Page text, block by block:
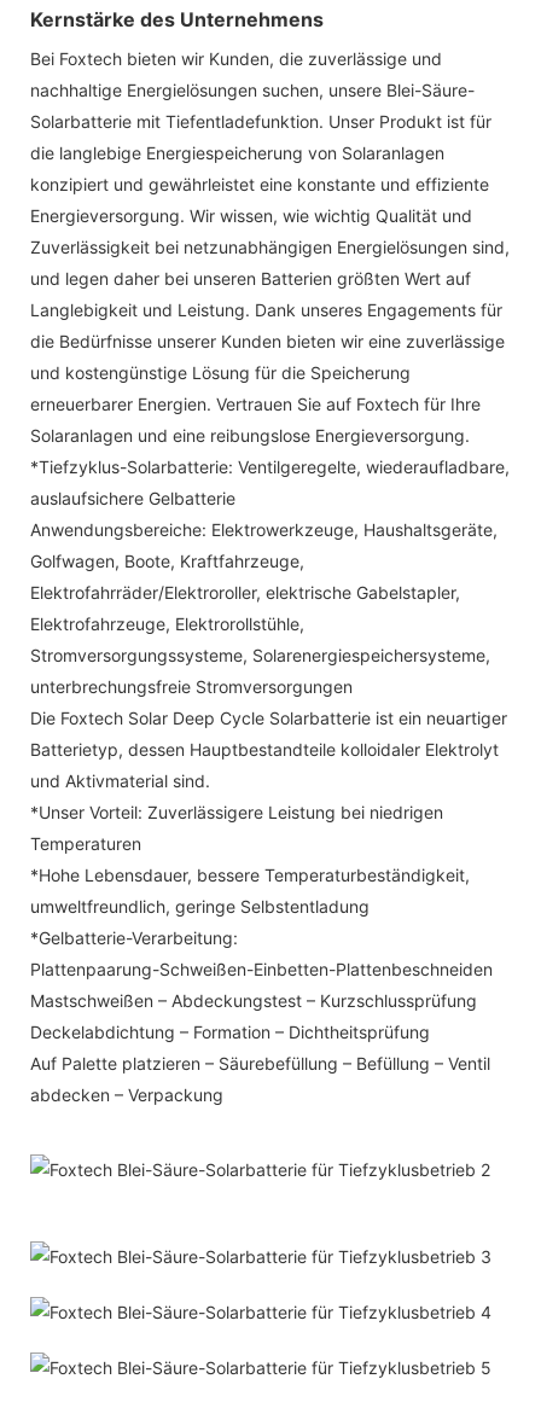
Kernstärke des Unternehmens
Bei Foxtech bieten wir Kunden, die zuverlässige und
nachhaltige Energielösungen suchen, unsere Blei-Säure-
Solarbatterie mit Tiefentladefunktion. Unser Produkt ist für
die langlebige Energiespeicherung von Solaranlagen
konzipiert und gewährleistet eine konstante und effiziente
Energieversorgung. Wir wissen, wie wichtig Qualität und
Zuverlässigkeit bei netzunabhängigen Energielösungen sind,
und legen daher bei unseren Batterien größten Wert auf
Langlebigkeit und Leistung. Dank unseres Engagements für
die Bedürfnisse unserer Kunden bieten wir eine zuverlässige
und kostengünstige Lösung für die Speicherung
erneuerbarer Energien. Vertrauen Sie auf Foxtech für Ihre
Solaranlagen und eine reibungslose Energieversorgung.
*Tiefzyklus-Solarbatterie: Ventilgeregelte, wiederaufladbare,
auslaufsichere Gelbatterie
Anwendungsbereiche: Elektrowerkzeuge, Haushaltsgeräte,
Golfwagen, Boote, Kraftfahrzeuge,
Elektrofahrräder/Elektroroller, elektrische Gabelstapler,
Elektrofahrzeuge, Elektrorollstühle,
Stromversorgungssysteme, Solarenergiespeichersysteme,
unterbrechungsfreie Stromversorgungen
Die Foxtech Solar Deep Cycle Solarbatterie ist ein neuartiger
Batterietyp, dessen Hauptbestandteile kolloidaler Elektrolyt
und Aktivmaterial sind.
*Unser Vorteil: Zuverlässigere Leistung bei niedrigen
Temperaturen
*Hohe Lebensdauer, bessere Temperaturbeständigkeit,
umweltfreundlich, geringe Selbstentladung
*Gelbatterie-Verarbeitung:
Plattenpaarung-Schweißen-Einbetten-Plattenbeschneiden
Mastschweißen – Abdeckungstest – Kurzschlussprüfung
Deckelabdichtung – Formation – Dichtheitsprüfung
Auf Palette platzieren – Säurebefüllung – Befüllung – Ventil
abdecken – Verpackung